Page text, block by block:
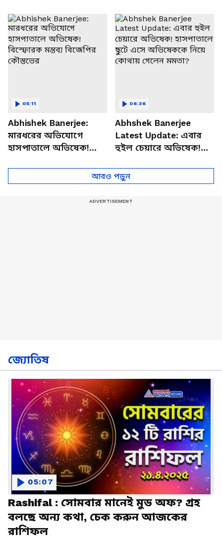
মমতা
Abhishek Banerjee
News
Abhishek Banerjee:
মারধরের অভিযোগে
হাসপাতালে অভিষেক!
05:11
Abhshek Banerjee
Latest Update: এবার
হুইল চেয়ারে অভিষেক!
অভিষেককে নিয়ে কোথায়
গেলেন মমতা?
06:36
আরও পড়ুন
জ্যোতিষ
Rashifal : সোমবার মানেই মুড অফ? গ্রহ
বলছে অন্য কথা, চেক করুন আজকের
রাশিফল
05:07